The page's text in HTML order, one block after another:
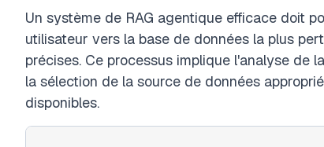
Un système de RAG agentique efficace doit
utilisateur vers la base de données la plus
précises. Ce processus implique l'analyse de
la sélection de la source de données
disponibles.